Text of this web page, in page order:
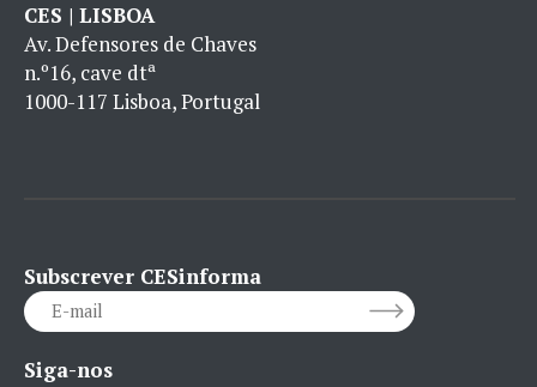
CES | LISBOA
Av. Defensores de Chaves
n.º16, cave dtª
1000-117 Lisboa, Portugal
Subscrever CESinforma
Siga-nos